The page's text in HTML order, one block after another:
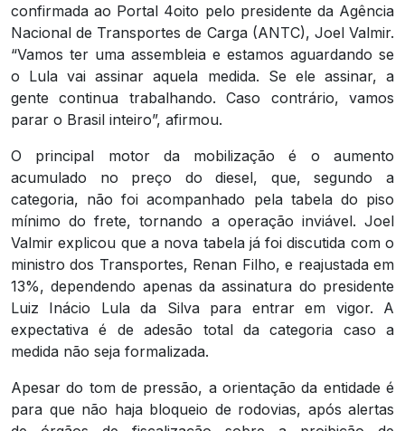
confirmada ao Portal 4oito pelo presidente da Agência
Nacional de Transportes de Carga (ANTC), Joel Valmir.
“Vamos ter uma assembleia e estamos aguardando se
o Lula vai assinar aquela medida. Se ele assinar, a
gente continua trabalhando. Caso contrário, vamos
parar o Brasil inteiro”, afirmou.
O principal motor da mobilização é o aumento
acumulado no preço do diesel, que, segundo a
categoria, não foi acompanhado pela tabela do piso
mínimo do frete, tornando a operação inviável. Joel
Valmir explicou que a nova tabela já foi discutida com o
ministro dos Transportes, Renan Filho, e reajustada em
13%, dependendo apenas da assinatura do presidente
Luiz Inácio Lula da Silva para entrar em vigor. A
expectativa é de adesão total da categoria caso a
medida não seja formalizada.
Apesar do tom de pressão, a orientação da entidade é
para que não haja bloqueio de rodovias, após alertas